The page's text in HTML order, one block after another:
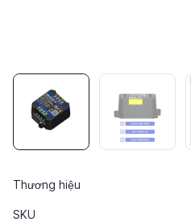
Thương hiệu
SKU